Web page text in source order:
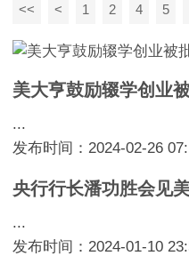
<< < 1 2 4 5
美大亨鼓励辍学创业
...
发布时间：2024-02-26
央行行长潘功胜会见
...
发布时间：2024-01-10